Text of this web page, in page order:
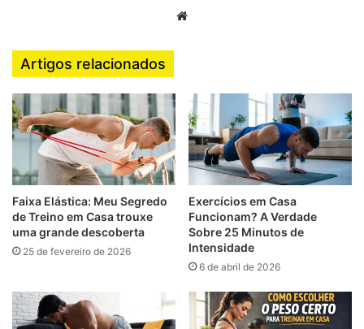
Maior recrutamento muscular = maior gasto calórico e
GH de forma natural).
Qual é a forma correta de fazer
o agachamento perfeito?
A técnica correta evita lesões e maximiza resultados.
Execução técnica detalhada:
Largura dos ombros ou levemente mais abertos
Pontas ligeiramente para fora (~15°)
Artigos relacionados
Faixa Elástica: Meu Segredo
de Treino em Casa trouxe
uma grande descoberta
25 de fevereiro de 2026
Exercícios em Casa
Funcionam? A Verdade
Sobre 25 Minutos de
Intensidade
6 de abril de 2026